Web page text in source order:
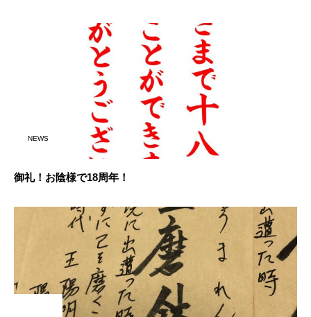
NEWS
御礼！お陰様で18周年！